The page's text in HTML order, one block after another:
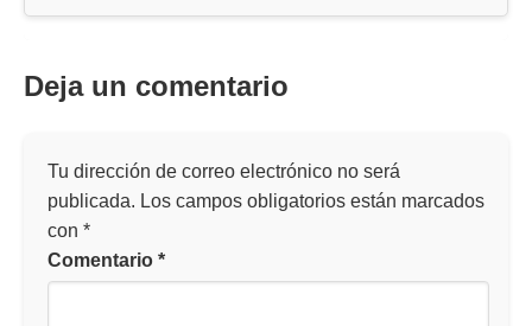
Deja un comentario
Tu dirección de correo electrónico no será
publicada. Los campos obligatorios están marcados
con *
Comentario *